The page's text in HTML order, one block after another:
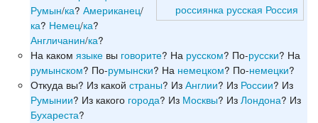
россиянка русская Россия
Румын/ка?Американец/
ка? Немец/ка?
Англичанин/ка?
На какомязыке вы говорите? На русском? По-русски? На
румынском? По-румынски? На немецком? По-немецки?
Откуда вы? Из какойстраны? ИзАнглии? Из России? Из
Румынии? Из какого города? Из Москвы? ИзЛондона? Из
Бухареста?